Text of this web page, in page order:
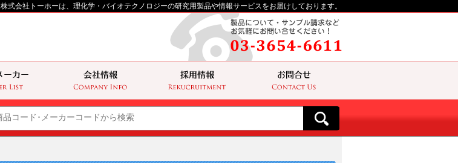
株式会社トーホーは、理化学・バイオテクノロジーの研究用製品や情報サービスをお届けしております。